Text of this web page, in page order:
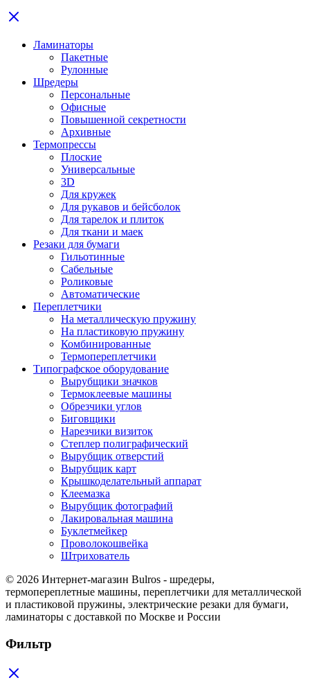
Ламинаторы
Пакетные
Рулонные
Шредеры
Персональные
Офисные
Повышенной секретности
Архивные
Термопрессы
Плоские
Универсальные
3D
Для кружек
Для рукавов и бейсболок
Для тарелок и плиток
Для ткани и маек
Резаки для бумаги
Гильотинные
Сабельные
Роликовые
Автоматические
Переплетчики
На металлическую пружину
На пластиковую пружину
Комбинированные
Термопереплетчики
Типографское оборудование
Вырубщики значков
Термоклеевые машины
Обрезчики углов
Биговщики
Нарезчики визиток
Степлер полиграфический
Вырубщик отверстий
Вырубщик карт
Крышкоделательный аппарат
Клеемазка
Вырубщик фотографий
Лакировальная машина
Буклетмейкер
Проволокошвейка
Штрихователь
© 2026 Интернет-магазин Bulros - шредеры,
термопереплетные машины, переплетчики для металлической
и пластиковой пружины, электрические резаки для бумаги,
ламинаторы с доставкой по Москве и России
Фильтр